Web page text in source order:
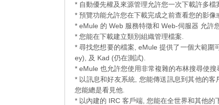
* 自動優先權及來源管理允許您一次下載許多檔
* 預覽功能允許您在下載完成之前查看您的影
* eMule 的 Web 服務特徵和 Web-伺服器 允許
* 您能在下載建立類別組織管理檔案.
* 尋找您想要的檔案, eMule 提供了一個大範
ey), 及 Kad (仍在測試).
* eMule 也允許您使用非常複雜的布林搜尋使搜
* 以訊息和好友系統, 您能傳送訊息到其他的
您能總是看見他.
* 以內建的 IRC 客戶端, 您能在全世界和其他的